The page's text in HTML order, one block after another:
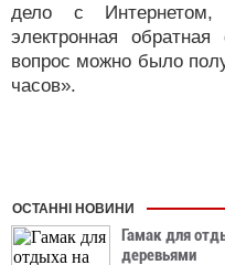
дело с
электронная
вопрос можно было
часов».
ОСТАННІ НОВИНИ
Гамак для
деревьями